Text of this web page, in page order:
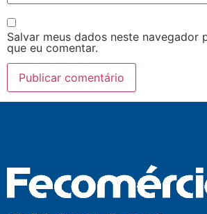
Salvar meus dados neste navegador
que eu comentar.